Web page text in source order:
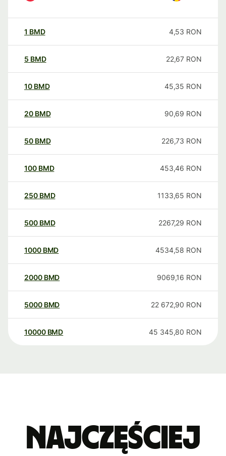
1 BMD 4,53 RON
5 BMD 22,67 RON
10 BMD 45,35 RON
20 BMD 90,69 RON
50 BMD 226,73 RON
100 BMD 453,46 RON
250 BMD 1133,65 RON
500 BMD 2267,29 RON
1000 BMD 4534,58 RON
2000 BMD 9069,16 RON
5000 BMD 22 672,90 RON
10000 BMD 45 345,80 RON
Najczęściej